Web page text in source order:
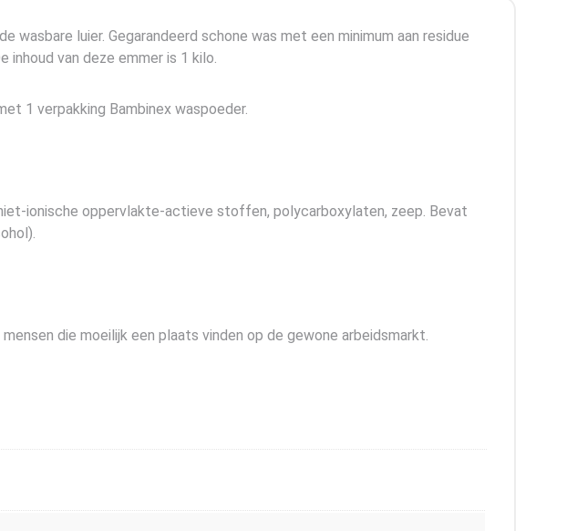
luier. Gegarandeerd schone was met een minimum aan residue
inhoud van deze emmer is 1 kilo.
1 verpakking Bambinex waspoeder.
ionische oppervlakte-actieve stoffen, polycarboxylaten, zeep. Bevat
die moeilijk een plaats vinden op de gewone arbeidsmarkt.